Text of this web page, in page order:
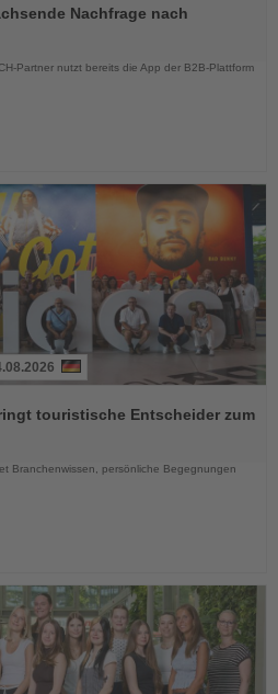
Nachfrage nach
Partner nutzt bereits die App der B2B-Plattform
touristische Entscheider zum
Branchenwissen, persönliche Begegnungen